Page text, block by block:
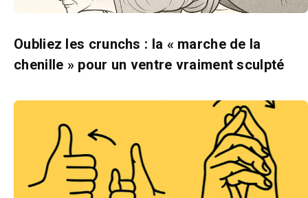
Oubliez les crunchs : la « marche de la
chenille » pour un ventre vraiment sculpté